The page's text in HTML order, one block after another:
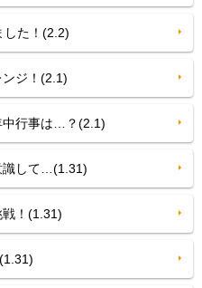
た！(2.2)
ジ！(2.1)
行事は…？(2.1)
して…(1.31)
！(1.31)